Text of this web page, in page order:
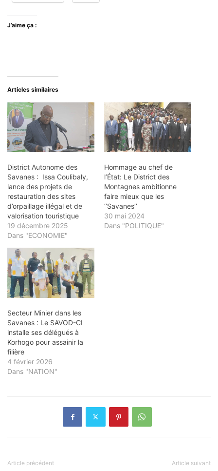
J’aime ça :
Articles similaires
District Autonome des
Savanes : Issa Coulibaly,
lance des projets de
restauration des sites
d’orpaillage illégal et de
valorisation touristique
19 décembre 2025
Dans "ECONOMIE"
Hommage au chef de
l’État: Le District des
Montagnes ambitionne
faire mieux que les
‘’Savanes’’
30 mai 2024
Dans "POLITIQUE"
Secteur Minier dans les
Savanes : Le SAVOD-CI
installe ses délégués à
Korhogo pour assainir la
filière
4 février 2026
Dans "NATION"
Article précédent Article suivant